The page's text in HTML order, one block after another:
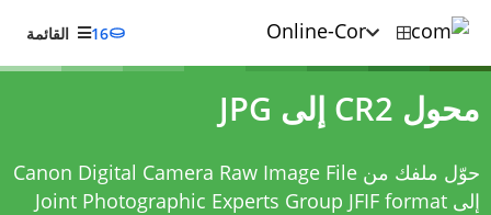
16 القائمة
محول CR2 إلى JPG
حوّل ملفك من Canon Digital Camera Raw Image File
إلى Joint Photographic Experts Group JFIF format